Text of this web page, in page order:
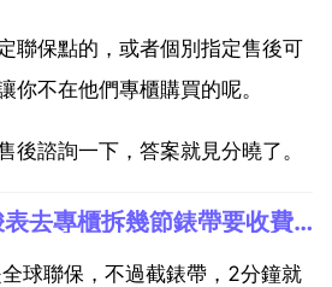
聯保點的，或者個別指定售後可
你不在他們專櫃購買的呢。
後諮詢一下，答案就見分曉了。
我在國外買的天梭表去專櫃拆幾節錶帶要收費嗎
球聯保，不過截錶帶，2分鐘就